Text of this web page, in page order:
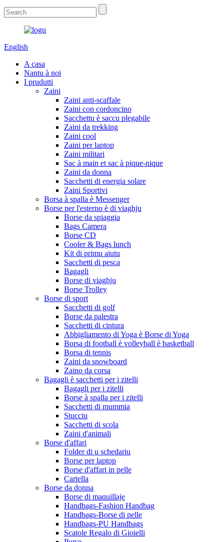
English
A casa
Nantu à noi
I prudutti
Zaini
Zaini anti-scaffale
Zaini con cordoncino
Sacchettu è saccu plegabile
Zaini da trekking
Zaini cool
Zaini per laptop
Zaini militari
Sac à main et sac à pique-nique
Zaini da donna
Sacchetti di energia solare
Zaini Sportivi
Borsa à spalla è Messenger
Borse per l'esterno è di viaghju
Borse da spiaggia
Bags Camera
Borse CD
Cooler & Bags lunch
Kit di primu aiutu
Sacchetti di pesca
Bagagli
Borse di viaghju
Borse Trolley
Borse di sport
Sacchetti di golf
Borse da palestra
Sacchetti di cintura
Abbigliamento di Yoga è Borse di Yoga
Borsa di football è volleyball è basketball
Borsa di tennis
Zaini da snowboard
Zaino da corsa
Bagagli è sacchetti per i zitelli
Bagagli per i zitelli
Borse à spalla per i zitelli
Sacchetti di mummia
Stucciu
Sacchetti di scola
Zaini d'animali
Borse d'affari
Folder di u schedariu
Borse per laptop
Borse d'affari in pelle
Cartella
Borse da donna
Borse di maquillaje
Handbags-Fashion Handbag
Handbags-Borse di pelle
Handbags-PU Handbags
Scatole Regalo di Gioielli